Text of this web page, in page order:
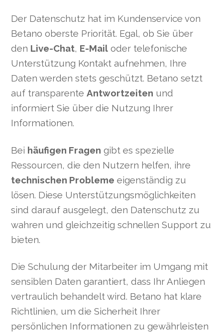
Der Datenschutz hat im Kundenservice von
Betano oberste Priorität. Egal, ob Sie über
den Live-Chat, E-Mail oder telefonische
Unterstützung Kontakt aufnehmen, Ihre
Daten werden stets geschützt. Betano setzt
auf transparenteAntwortzeiten und
informiert Sie über die Nutzung Ihrer
Informationen.
Bei häufigen Fragen gibt es spezielle
Ressourcen, die den Nutzern helfen, ihre
technischen Probleme eigenständig zu
lösen. Diese Unterstützungsmöglichkeiten
sind darauf ausgelegt, den Datenschutz zu
wahren und gleichzeitig schnellen Support zu
bieten.
Die Schulung der Mitarbeiter im Umgang mit
sensiblen Daten garantiert, dass Ihr Anliegen
vertraulich behandelt wird. Betano hat klare
Richtlinien, um die Sicherheit Ihrer
persönlichen Informationen zu gewährleisten